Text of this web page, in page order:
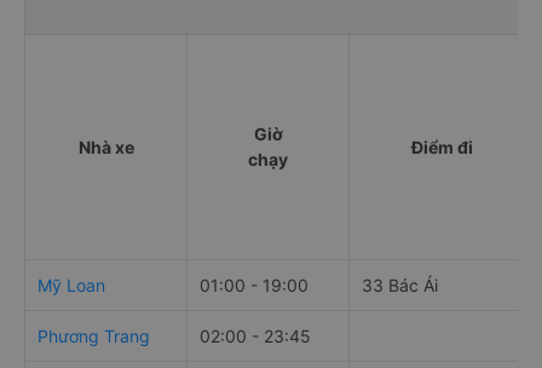
Nhà xe
Giờ
chạy
Điểm đi
Mỹ Loan 01:00 - 19:00 33 Bác Ái
Phương Trang 02:00 - 23:45